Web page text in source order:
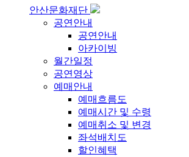
안산문화재단
공연안내
공연안내
아카이빙
월간일정
공연영상
예매안내
예매흐름도
예매시간 및 수령
예매취소 및 변경
좌석배치도
할인혜택